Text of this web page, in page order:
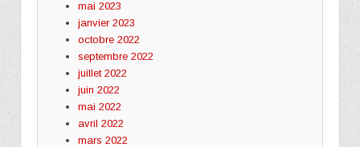
mai 2023
janvier 2023
octobre 2022
septembre 2022
juillet 2022
juin 2022
mai 2022
avril 2022
mars 2022